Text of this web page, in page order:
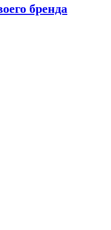
бренда